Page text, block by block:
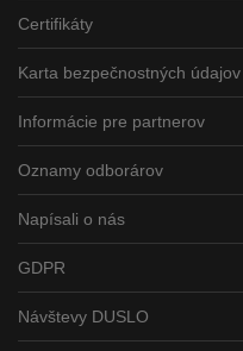
Certifikáty
Karta bezpečnostných údajov
Informácie pre partnerov
Oznamy odborárov
Napísali o nás
GDPR
Návštevy DUSLO